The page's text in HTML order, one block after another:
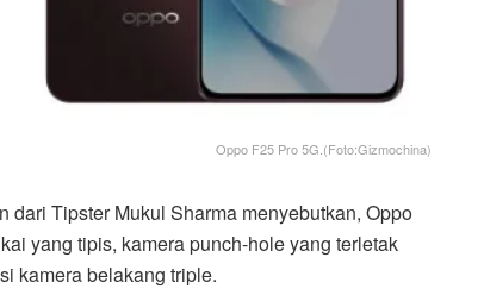
Oppo F25 Pro 5G.(Foto:Gizmochina)
dari Tipster Mukul Sharma menyebutkan, Oppo
yang tipis, kamera punch-hole yang terletak
kamera belakang triple.